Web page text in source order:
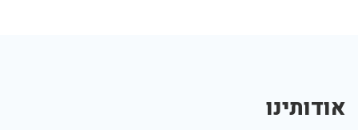
אודותינו